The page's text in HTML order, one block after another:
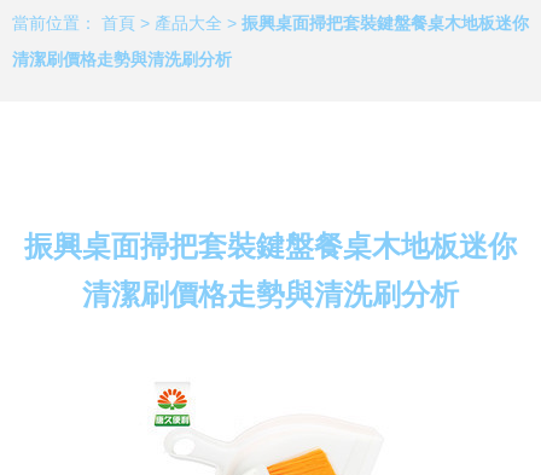
當前位置： 首頁 > 產品大全 > 振興桌面掃把套裝鍵盤餐桌木地板迷你
清潔刷價格走勢與清洗刷分析
振興桌面掃把套裝鍵盤餐桌木地板迷你
清潔刷價格走勢與清洗刷分析